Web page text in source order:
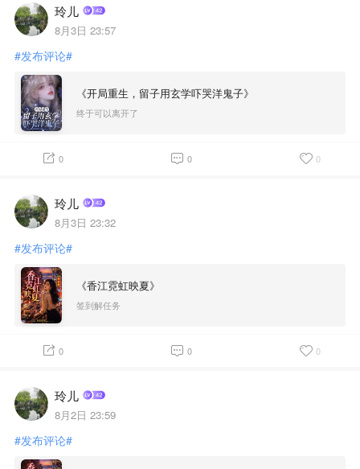
玲儿
8月3日 23:57
#发布评论#
《开局重生，留子用玄学吓哭洋鬼子》
终于可以离开了
0 0 0
玲儿
8月3日 23:32
#发布评论#
《香江霓虹映夏》
签到解任务
0 0 0
玲儿
8月2日 23:59
#发布评论#